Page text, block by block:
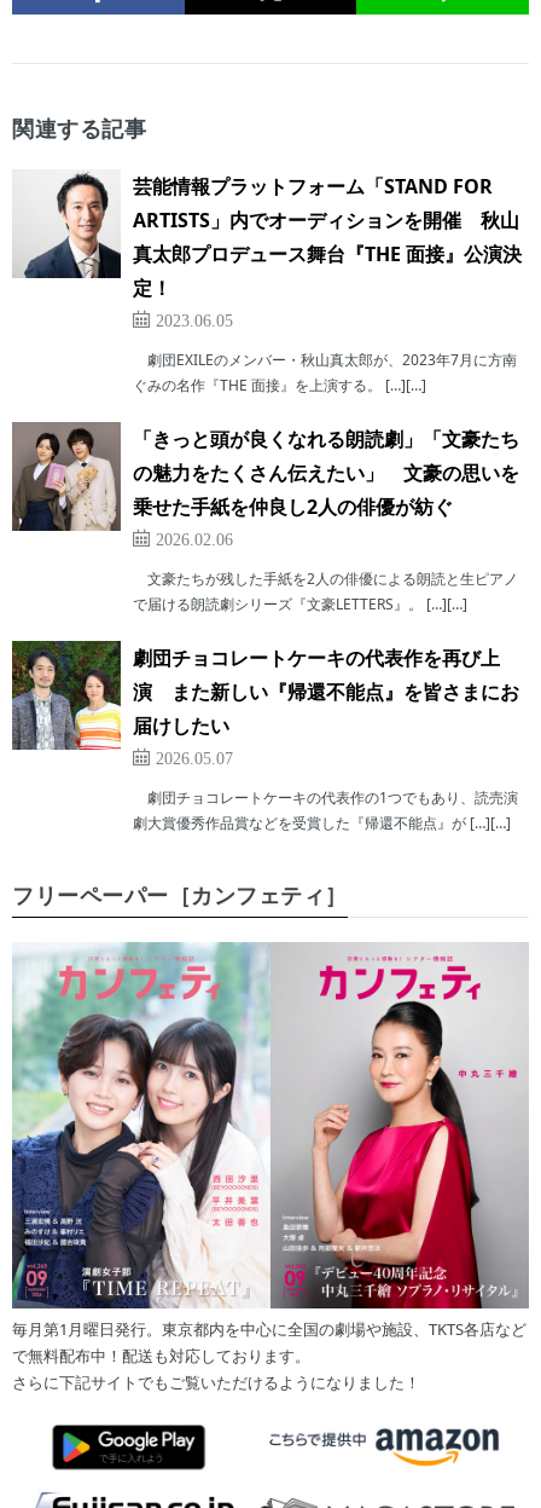
関連する記事
芸能情報プラットフォーム「STAND FOR
ARTISTS」内でオーディションを開催 秋山
真太郎プロデュース舞台『THE 面接』公演決
定！
2023.06.05
劇団EXILEのメンバー・秋山真太郎が、2023年7月に方南
ぐみの名作『THE 面接』を上演する。 […][…]
「きっと頭が良くなれる朗読劇」「文豪たち
の魅力をたくさん伝えたい」 文豪の思いを
乗せた手紙を仲良し2人の俳優が紡ぐ
2026.02.06
文豪たちが残した手紙を2人の俳優による朗読と生ピアノ
で届ける朗読劇シリーズ『文豪LETTERS』。 […][…]
劇団チョコレートケーキの代表作を再び上
演 また新しい『帰還不能点』を皆さまにお
届けしたい
2026.05.07
劇団チョコレートケーキの代表作の1つでもあり、読売演
劇大賞優秀作品賞などを受賞した『帰還不能点』が […][…]
フリーペーパー［カンフェティ］
毎月第1月曜日発行。東京都内を中心に全国の劇場や施設、TKTS各店など
で無料配布中！配送も対応しております。
さらに下記サイトでもご覧いただけるようになりました！